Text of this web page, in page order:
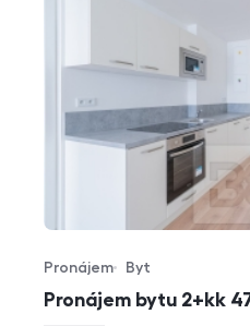
Pronájem bytu 2+kk
Typ nabídky
Pronájem
Typ nemovitosti
Byt